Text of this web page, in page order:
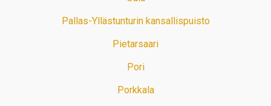
Pallas-Yllästunturin kansallispuisto
Pietarsaari
Pori
Porkkala